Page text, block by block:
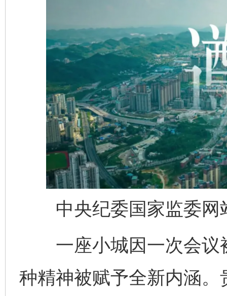
中央纪委国家监委网
一座小城因一次会议
种精神被赋予全新内涵。